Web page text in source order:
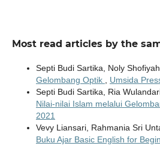
Most read articles by the
Septi Budi Sartika, Noly
Gelombang Optik , Umsida
Septi Budi Sartika, Ria
Nilai-nilai Islam melalui
2021
Vevy Liansari, Rahmania Sri
Buku Ajar Basic English for